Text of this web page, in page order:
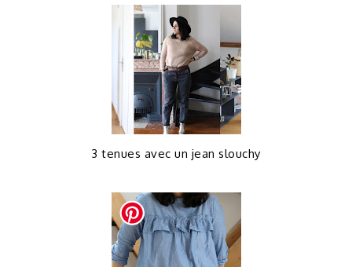
3 tenues avec un jean slouchy